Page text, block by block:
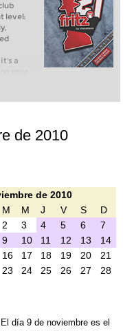
level:
a
your
you can
a
de 2010
de 2010
M M J V S
D
2 3 4 5 6
7
9 10 11 12 13
14
16 17 18 19 20
21
23 24 25 26 27 28
día 9 de noviembre es el